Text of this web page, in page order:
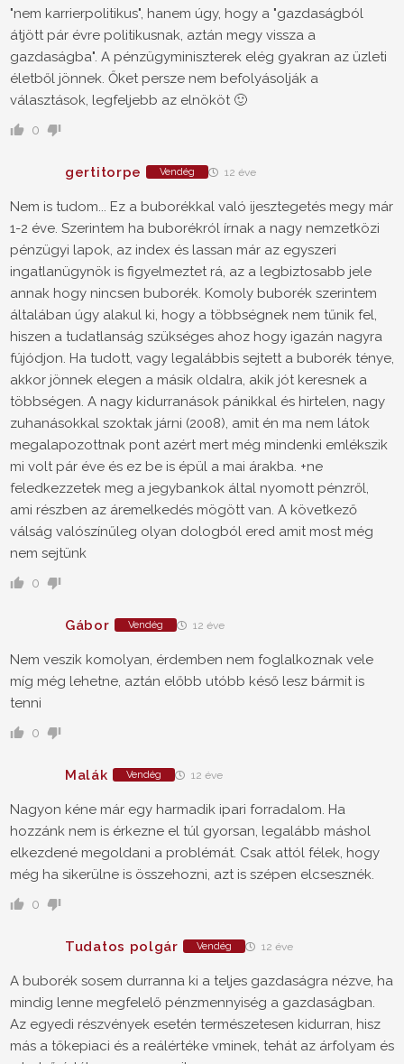
"nem karrierpolitikus", hanem úgy, hogy a "gazdaságból
átjött pár évre politikusnak, aztán megy vissza a
gazdaságba". A pénzügyminiszterek elég gyakran az üzleti
életből jönnek. Őket persze nem befolyásolják a
választások, legfeljebb az elnököt 🙂
0
gertitorpe Vendég 12 éve
Nem is tudom... Ez a buborékkal való ijesztegetés megy már
1-2 éve. Szerintem ha buborékról írnak a nagy nemzetközi
pénzügyi lapok, az index és lassan már az egyszeri
ingatlanügynök is figyelmeztet rá, az a legbiztosabb jele
annak hogy nincsen buborék. Komoly buborék szerintem
általában úgy alakul ki, hogy a többségnek nem tűnik fel,
hiszen a tudatlanság szükséges ahoz hogy igazán nagyra
fújódjon. Ha tudott, vagy legalábbis sejtett a buborék ténye,
akkor jönnek elegen a másik oldalra, akik jót keresnek a
többségen. A nagy kidurranások pánikkal és hirtelen, nagy
zuhanásokkal szoktak járni (2008), amit én ma nem látok
megalapozottnak pont azért mert még mindenki emlékszik
mi volt pár éve és ez be is épül a mai árakba. +ne
feledkezzetek meg a jegybankok által nyomott pénzről,
ami részben az áremelkedés mögött van. A következő
válság valószínűleg olyan dologból ered amit most még
nem sejtünk
0
Gábor Vendég 12 éve
Nem veszik komolyan, érdemben nem foglalkoznak vele
míg még lehetne, aztán előbb utóbb késő lesz bármit is
tenni
0
Malák Vendég 12 éve
Nagyon kéne már egy harmadik ipari forradalom. Ha
hozzánk nem is érkezne el túl gyorsan, legalább máshol
elkezdené megoldani a problémát. Csak attól félek, hogy
még ha sikerülne is összehozni, azt is szépen elcsesznék.
0
Tudatos polgár Vendég 12 éve
A buborék sosem durranna ki a teljes gazdaságra nézve, ha
mindig lenne megfelelő pénzmennyiség a gazdaságban.
Az egyedi részvények esetén természetesen kidurran, hisz
más a tőkepiaci és a reálértéke vminek, tehát az árfolyam és